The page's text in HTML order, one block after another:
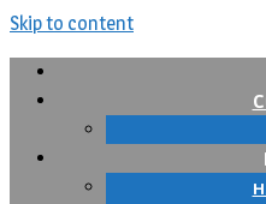
Skip to content